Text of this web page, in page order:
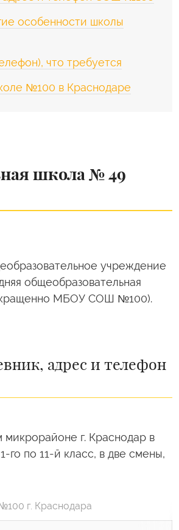
особенности школы
что требуется
№100 в Краснодаре
школа № 49
учреждение
общеобразовательная
МБОУ СОШ №100).
адрес и телефон
г. Краснодар в
го по 11-й класс, в две смены,
г. Краснодара